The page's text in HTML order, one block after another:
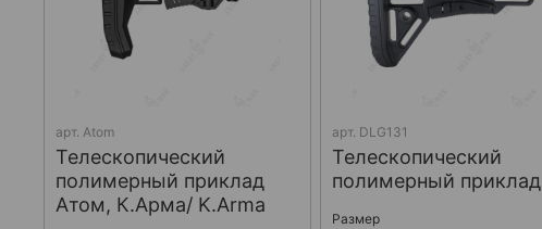
арт. Atom
Телескопический
полимерный приклад
Атом, К.Арма/ K.Arma
арт. DLG131
Телескопический
полимерный приклад
Размер